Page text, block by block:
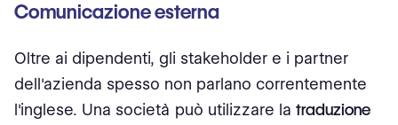
Comunicazione esterna
Oltre ai dipendenti, gli stakeholder e i partner
dell'azienda spesso non parlano correntemente
l'inglese. Una società può utilizzare la traduzione